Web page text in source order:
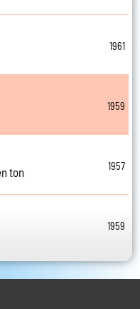
1961
1959
ton
1957
1959